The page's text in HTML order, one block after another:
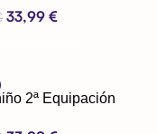
33,99 €
2ª Equipación